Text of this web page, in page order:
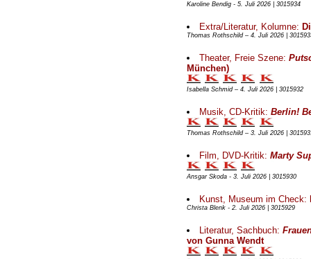
Karoline Bendig - 5. Juli 2026 | 3015934
Extra/Literatur, Kolumne:
Thomas Rothschild – 4. Juli 2026 |
Theater, Freie Szene:
München)
Isabella Schmid – 4. Juli 2026 | 3015932
Musik, CD-Kritik: Berlin!
Thomas Rothschild – 3. Juli 2026 |
Film, DVD-Kritik: Marty
Ansgar Skoda - 3. Juli 2026 | 3015930
Kunst, Museum im Check:
Christa Blenk - 2. Juli 2026 | 3015929
Literatur, Sachbuch:
von Gunna Wendt